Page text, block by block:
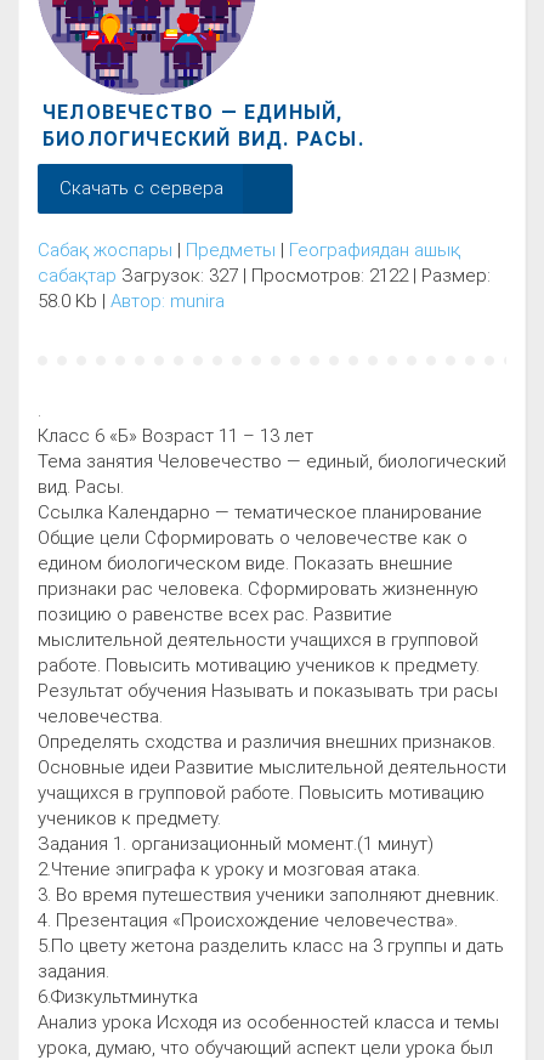
ЧЕЛОВЕЧЕСТВО — ЕДИНЫЙ,
БИОЛОГИЧЕСКИЙ ВИД. РАСЫ.
Скачать с сервера
Сабақ жоспары | Предметы | Географиядан ашық
сабақтар Загрузок: 327 | Просмотров: 2122 | Размер:
58.0 Kb | Автор: munira
Класс 6 «Б» Возраст 11 – 13 лет
Тема занятия Человечество — единый, биологический
вид. Расы.
Ссылка Календарно — тематическое планирование
Общие цели Сформировать о человечестве как о
едином биологическом виде. Показать внешние
признаки рас человека. Сформировать жизненную
позицию о равенстве всех рас. Развитие
мыслительной деятельности учащихся в групповой
работе. Повысить мотивацию учеников к предмету.
Результат обучения Называть и показывать три расы
человечества.
Определять сходства и различия внешних признаков.
Основные идеи Развитие мыслительной деятельности
учащихся в групповой работе. Повысить мотивацию
учеников к предмету.
Задания 1. организационный момент.(1 минут)
2.Чтение эпиграфа к уроку и мозговая атака.
3. Во время путешествия ученики заполняют дневник.
4. Презентация «Происхождение человечества».
5.По цвету жетона разделить класс на 3 группы и дать
задания.
6.Физкультминутка
Анализ урока Исходя из особенностей класса и темы
урока, думаю, что обучающий аспект цели урока был